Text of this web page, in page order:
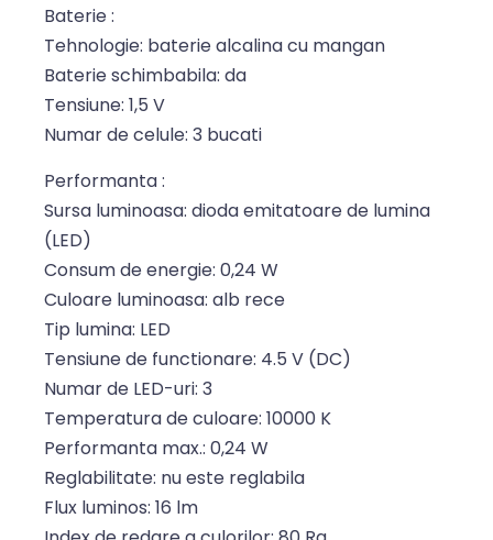
Baterie :
Tehnologie: baterie alcalina cu mangan
Baterie schimbabila: da
Tensiune: 1,5 V
Numar de celule: 3 bucati
Performanta :
Sursa luminoasa: dioda emitatoare de lumina
(LED)
Consum de energie: 0,24 W
Culoare luminoasa: alb rece
Tip lumina: LED
Tensiune de functionare: 4.5 V (DC)
Numar de LED-uri: 3
Temperatura de culoare: 10000 K
Performanta max.: 0,24 W
Reglabilitate: nu este reglabila
Flux luminos: 16 lm